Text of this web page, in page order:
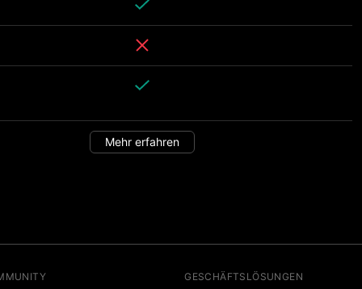
Mehr erfahren
GESCHÄFTSLÖSUNGEN